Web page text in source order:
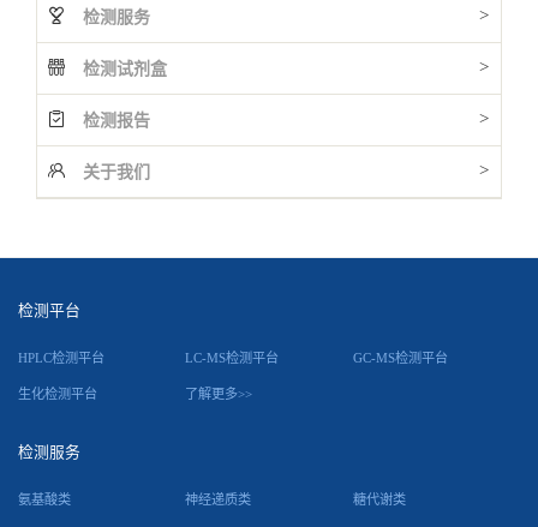
检测服务 >
检测试剂盒 >
检测报告 >
关于我们 >
检测平台
HPLC检测平台 LC-MS检测平台 GC-MS检测平台
生化检测平台 了解更多>>
检测服务
氨基酸类 神经递质类 糖代谢类